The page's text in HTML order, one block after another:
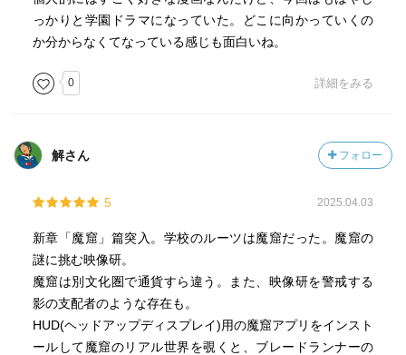
っかりと学園ドラマになっていた。どこに向かっていくの
か分からなくてなっている感じも面白いね。
0 詳細をみる
解さん フォロー
5 2025.04.03
新章「魔窟」篇突入。学校のルーツは魔窟だった。魔窟の
謎に挑む映像研。
魔窟は別文化圏で通貨すら違う。また、映像研を警戒する
影の支配者のような存在も。
HUD(ヘッドアップディスプレイ)用の魔窟アプリをインスト
ールして魔窟のリアル世界を覗くと、ブレードランナーの